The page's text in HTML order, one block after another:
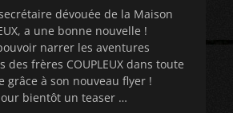
dévouée de la Maison
a une bonne nouvelle !
narrer les aventures
des frères COUPLEUX dans toute
grâce à son nouveau flyer !
bientôt un teaser …